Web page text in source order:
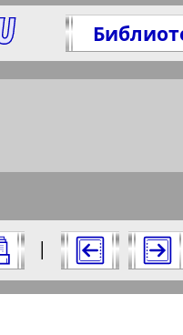
"Версия" за
|
журналы